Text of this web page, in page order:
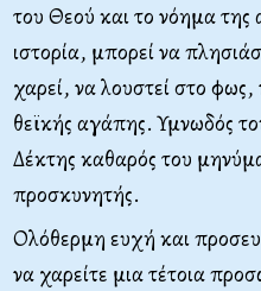
του Θεού και το νόημα της
ιστορία, μπορεί να
χαρεί, να λουστεί στο
θεϊκής αγάπης. Υμνωδός
Δέκτης καθαρός του
προσκυνητής.
Ολόθερμη ευχή και
να χαρείτε μια τέτοια